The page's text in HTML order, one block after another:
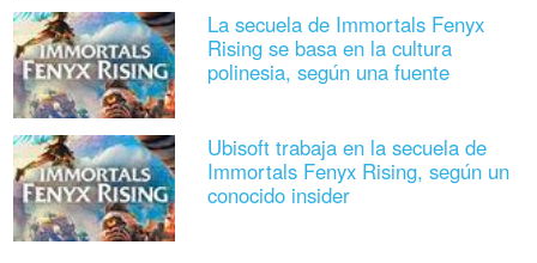
La secuela de Immortals Fenyx
Rising se basa en la cultura
polinesia, según una fuente
Ubisoft trabaja en la secuela de
Immortals Fenyx Rising, según un
conocido insider